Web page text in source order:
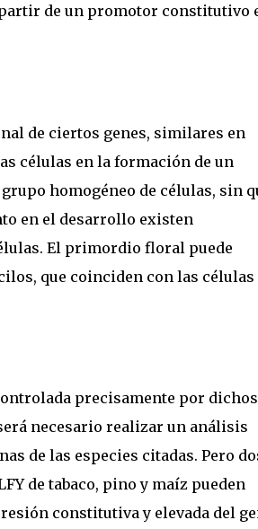
de un promotor constitutivo
de ciertos genes, similares en
células en la formación de un
homogéneo de células, sin
en el desarrollo existen
El primordio floral puede
que coinciden con las células
precisamente por dichos
necesario realizar un análisis
de las especies citadas. Pero
de tabaco, pino y maíz pueden
constitutiva y elevada del